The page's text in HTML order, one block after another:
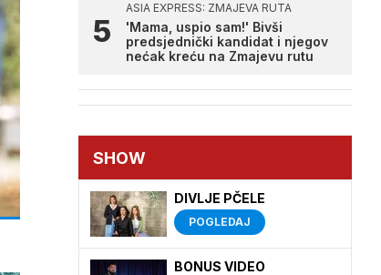
ASIA EXPRESS: ZMAJEVA RUTA
'Mama, uspio sam!' Bivši
predsjednički kandidat i njegov
nećak kreću na Zmajevu rutu
SHOW
DIVLJE PČELE
POGLEDAJ
BONUS VIDEO